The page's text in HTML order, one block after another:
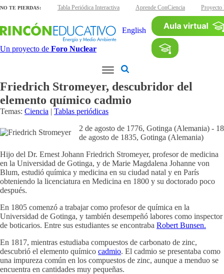
NO TE PIERDAS:
interactivas Tabla Periódica Interactiva Aprende ConCiencia Proyecto
Un proyecto de Foro Nuclear
English
Friedrich Stromeyer, descubridor del
elemento químico cadmio
Temas: Ciencia | Tablas periódicas
2 de agosto de 1776, Gotinga (Alemania) - 18
de agosto de 1835, Gotinga (Alemania)
Hijo del Dr. Ernest Johann Friedrich Stromeyer, profesor de medicina
en la Universidad de Gotinga, y de Marie Magdalena Johanne von
Blum, estudió química y medicina en su ciudad natal y en París
obteniendo la licenciatura en Medicina en 1800 y su doctorado poco
después.
En 1805 comenzó a trabajar como profesor de química en la
Universidad de Gotinga, y también desempeñó labores como inspector
de boticarios. Entre sus estudiantes se encontraba Robert Bunsen.
En 1817, mientras estudiaba compuestos de carbonato de zinc,
descubrió el elemento químico cadmio. El cadmio se presentaba como
una impureza común en los compuestos de zinc, aunque a menduo se
encuentra en cantidades muy pequeñas.